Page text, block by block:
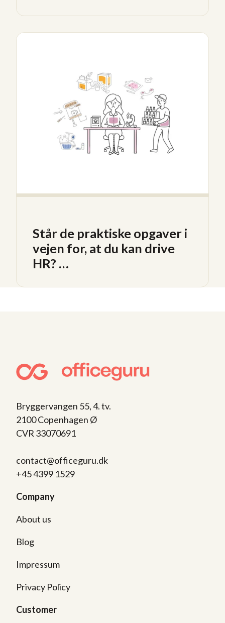
Står de praktiske opgaver i
vejen for, at du kan drive
HR? …
Bryggervangen 55, 4. tv.
2100 Copenhagen Ø
CVR 33070691
contact@officeguru.dk
+45 4399 1529
Company
About us
Blog
Impressum
Privacy Policy
Customer